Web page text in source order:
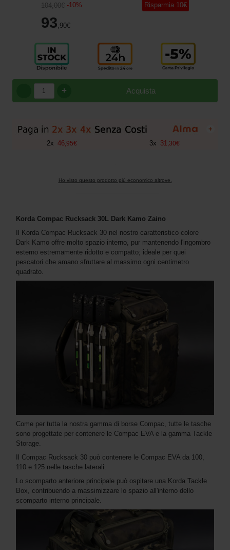
104,00€ -10%
93 ,90€
Risparmia 10€
Acquista
+
+
2x 46 95€ 3x 31 30€
Ho visto questo prodotto più economico altrove.
Korda Compac Rucksack 30L Dark Kamo Zaino
Il Korda Compac Rucksack 30 nel nostro caratteristico colore
Dark Kamo offre molto spazio interno, pur mantenendo l'ingombro
esterno estremamente ridotto e compatto; ideale per quei
pescatori che amano sfruttare al massimo ogni centimetro
quadrato.
Come per tutta la nostra gamma di borse Compac, tutte le tasche
sono progettate per contenere le Compac EVA e la gamma Tackle
Storage.
Il Compac Rucksack 30 può contenere le Compac EVA da 100,
110 e 125 nelle tasche laterali.
Lo scomparto anteriore principale può ospitare una Korda Tackle
Box, contribuendo a massimizzare lo spazio all'interno dello
scomparto interno principale.